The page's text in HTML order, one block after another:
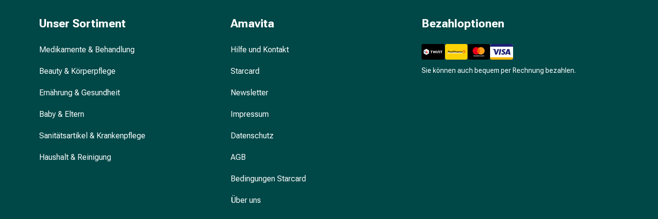
Inhalationsgerät
Zubehör
Taschentücher
Herz
Kreislauf
Herztherapie
Kompressionsstrümpfe
Kreislauf
Unser Sortiment
Medikamente & Behandlung
Beauty & Körperpflege
Ernährung & Gesundheit
Baby & Eltern
Sanitätsartikel & Krankenpflege
Haushalt & Reinigung
Amavita
Hilfe und Kontakt
Starcard
Newsletter
Impressum
Datenschutz
AGB
Bedingungen Starcard
Über uns
Bezahloptionen
Sie können auch bequem per Rechnung bezahlen.